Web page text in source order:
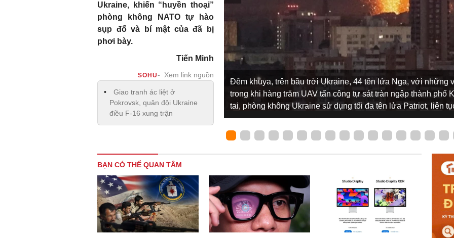
Ukraine, khiến “huyền thoại”
phòng không NATO tự hào
sụp đổ và bí mật của đã bị
phơi bày.
Tiến Minh
SOHU Xem link nguồn
Giao tranh ác liệt ở
Pokrovsk, quân đội Ukraine
điều F-16 xung trận
Đêm khuya, trên bầu trời Ukraine, 44 tên lửa Nga, với những
trong khi hàng trăm UAV tấn công tự sát tràn ngập thành phố
tai, phòng không Ukraine sử dụng tối đa tên lửa Patriot, liên
BẠN CÓ THỂ QUAN TÂM